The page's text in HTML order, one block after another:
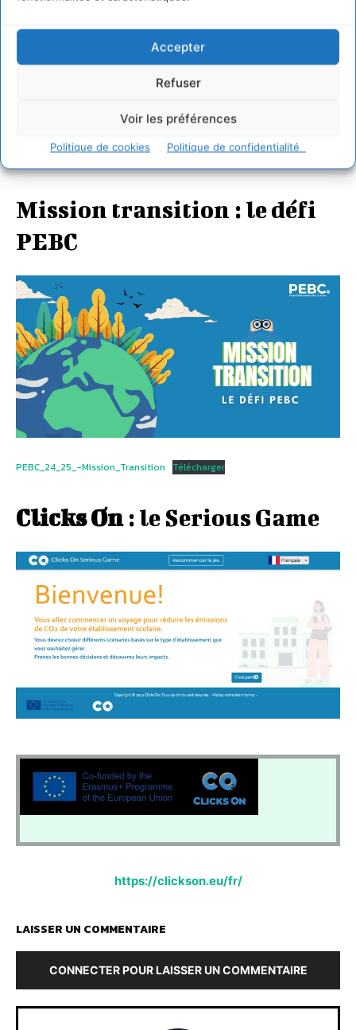
Accepter
Refuser
Voir les préférences
Politique de cookies Politique de confidentialité
moyens de s’approprier
les enjeux.
Mission transition : le défi
PEBC
PEBC_24_25_-Mission_Transition Télécharger
Clicks On: le Serious Game
https://clickson.eu/fr/
LAISSER UN COMMENTAIRE
CONNECTER POUR LAISSER UN COMMENTAIRE